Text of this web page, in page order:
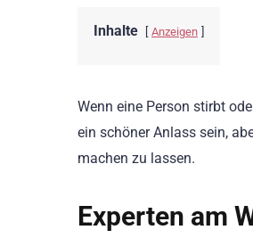
Inhalte Anzeigen
Wenn eine Person stirbt
ein schöner Anlass sein,
machen zu lassen.
Experten am